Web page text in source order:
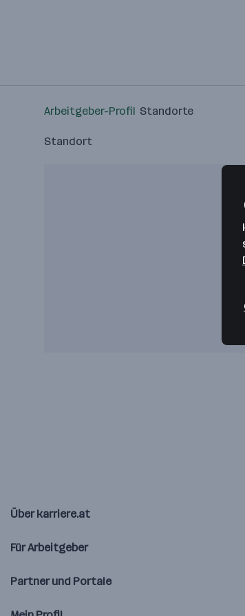
Arbeitgeber-Profil Standorte
Standort
Über karriere.at
Für Arbeitgeber
Partner und Portale